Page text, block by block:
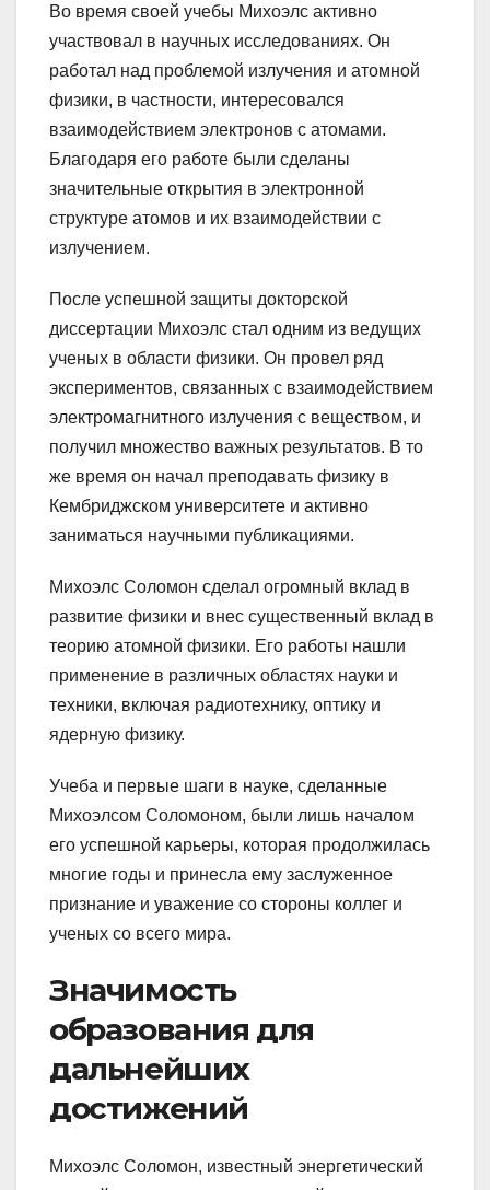
Во время своей учебы Михоэлс активно
участвовал в научных исследованиях. Он
работал над проблемой излучения и атомной
физики, в частности, интересовался
взаимодействием электронов с атомами.
Благодаря его работе были сделаны
значительные открытия в электронной
структуре атомов и их взаимодействии с
излучением.
После успешной защиты докторской
диссертации Михоэлс стал одним из ведущих
ученых в области физики. Он провел ряд
экспериментов, связанных с взаимодействием
электромагнитного излучения с веществом, и
получил множество важных результатов. В то
же время он начал преподавать физику в
Кембриджском университете и активно
заниматься научными публикациями.
Михоэлс Соломон сделал огромный вклад в
развитие физики и внес существенный вклад в
теорию атомной физики. Его работы нашли
применение в различных областях науки и
техники, включая радиотехнику, оптику и
ядерную физику.
Учеба и первые шаги в науке, сделанные
Михоэлсом Соломоном, были лишь началом
его успешной карьеры, которая продолжилась
многие годы и принесла ему заслуженное
признание и уважение со стороны коллег и
ученых со всего мира.
Значимость
образования для
дальнейших
достижений
Михоэлс Соломон, известный энергетический